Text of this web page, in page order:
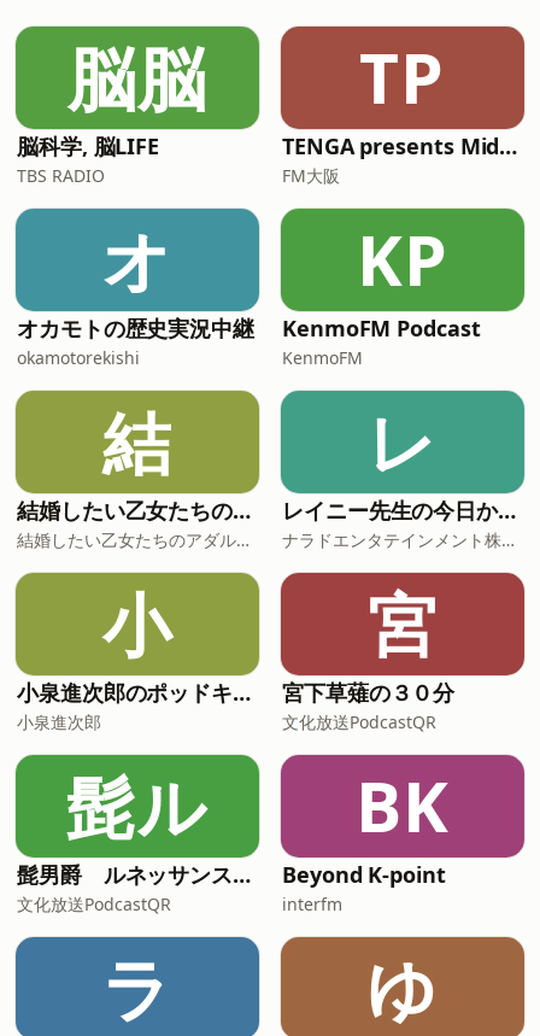
トに巻き込まれないために●TABLOのコ
ンセプトは？●辛い時に聞く曲は
&hellip;？●久田さんが怖いものは？●
好きな歴史上の人物は？●仕事で欠かせ
ないものは？●取材ノートは保管してあ
る？●アウトローの映画について番組の
感想はメール：tj@1242.comSee
omnystudio.com/listener for privacy
information.
脳脳
脳科学, 脳LIFE
TBS RADIO
TP
TENGA presents Midnight World Cafe 〜TENGA茶屋〜**
FM大阪
オ
オカモトの歴史実況中継
okamotorekishi
KP
KenmoFM Podcast
KenmoFM
結
結婚したい乙女たちのアダルトーク
結婚したい乙女たちのアダルトーク
レ
レイニー先生の今日から役立つ英会話
ナラドエンタテインメント株式会社
小
小泉進次郎のポッドキャスト
小泉進次郎
宮
宮下草薙の３０分
文化放送PodcastQR
髭ル
髭男爵 ルネッサンスラジオ
文化放送PodcastQR
BK
Beyond K-point
interfm
ラ ゆ